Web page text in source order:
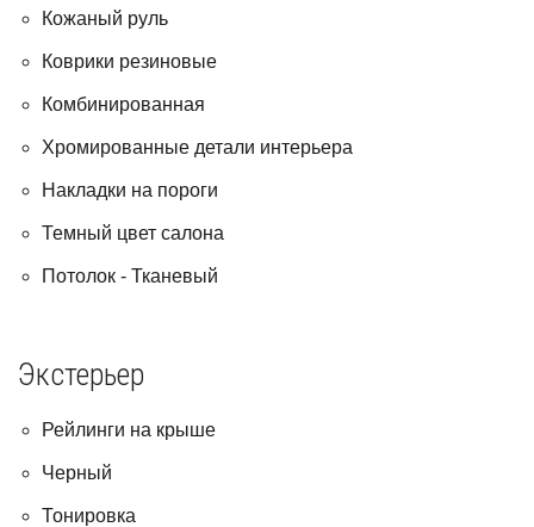
Кожаный руль
Коврики резиновые
Комбинированная
Хромированные детали интерьера
Накладки на пороги
Темный цвет салона
Потолок - Тканевый
Экстерьер
Рейлинги на крыше
Черный
Тонировка